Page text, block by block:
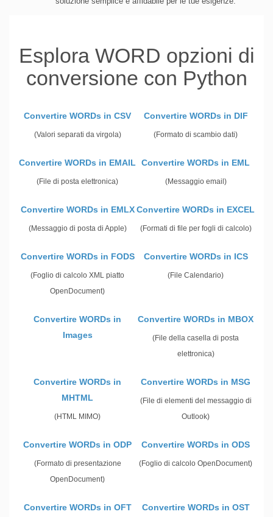
Esplora WORD opzioni di
conversione con Python
Convertire WORDs in CSV
(Valori separati da virgola)
Convertire WORDs in DIF
(Formato di scambio dati)
Convertire WORDs in EMAIL
(File di posta elettronica)
Convertire WORDs in EML
(Messaggio email)
Convertire WORDs in EMLX
(Messaggio di posta di Apple)
Convertire WORDs in EXCEL
(Formati di file per fogli di calcolo)
Convertire WORDs in FODS
(Foglio di calcolo XML piatto
OpenDocument)
Convertire WORDs in ICS
(File Calendario)
Convertire WORDs in
Images
Convertire WORDs in MBOX
(File della casella di posta
elettronica)
Convertire WORDs in
MHTML
(HTML MIMO)
Convertire WORDs in MSG
(File di elementi del messaggio di
Outlook)
Convertire WORDs in ODP
(Formato di presentazione
OpenDocument)
Convertire WORDs in ODS
(Foglio di calcolo OpenDocument)
Convertire WORDs in OFT Convertire WORDs in OST